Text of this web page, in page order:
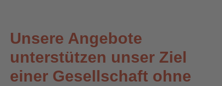
Unsere Angebote
unterstützen unser Ziel
einer Gesellschaft ohne